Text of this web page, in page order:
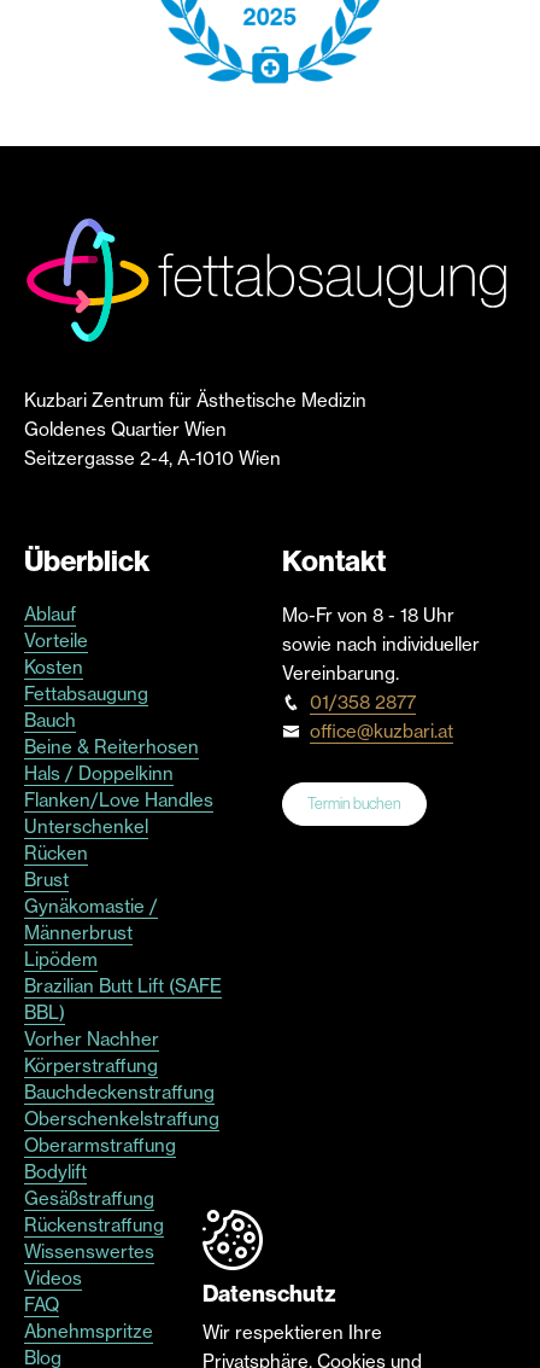
Kuzbari Zentrum für Ästhetische Medizin
Goldenes Quartier Wien
Seitzergasse 2-4, A-1010 Wien
Überblick
Ablauf
Vorteile
Kosten
Fettabsaugung
Bauch
Beine & Reiterhosen
Hals / Doppelkinn
Flanken/Love Handles
Unterschenkel
Rücken
Brust
Gynäkomastie /
Männerbrust
Lipödem
Brazilian Butt Lift (SAFE
BBL)
Vorher Nachher
Körperstraffung
Bauchdeckenstraffung
Oberschenkelstraffung
Oberarmstraffung
Bodylift
Gesäßstraffung
Rückenstraffung
Wissenswertes
Videos
FAQ
Abnehmspritze
Blog
Kontakt
Mo-Fr von 8 - 18 Uhr
sowie nach individueller
Vereinbarung.
01/358 2877
office@kuzbari.at
Termin buchen
Datenschutz
Wir respektieren Ihre
Privatsphäre. Cookies und